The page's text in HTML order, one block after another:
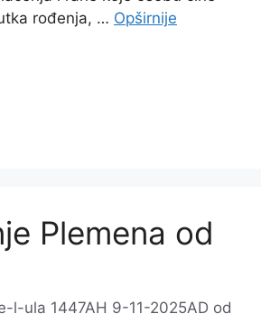
rođenja, … Opširnije
Plemena od
l-ula 1447AH 9-11-2025AD od